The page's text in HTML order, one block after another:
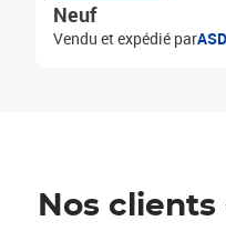
Neuf
Vendu et expédié parASD
Nos